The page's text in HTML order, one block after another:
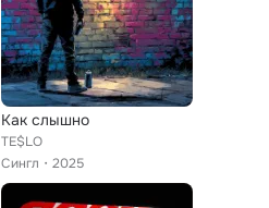
Как слышно
TE$LO
Сингл
2025